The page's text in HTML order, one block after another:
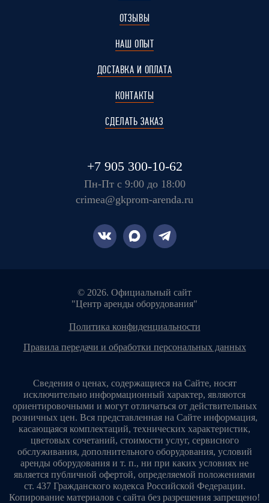
ОТЗЫВЫ
НАШ ОПЫТ
ДОСТАВКА И ОПЛАТА
КОНТАКТЫ
СДЕЛАТЬ ЗАКАЗ
+7 905 300-10-62
Пн-Пт с 9:00 до 18:00
crimea@gkprom-arenda.ru
© 2026. Официальный сайт
"Центр аренды оборудования"
политика конфиденциальности
правила передачи и обработки персональных данных
Сведения о ценах, содержащиеся на Сайте, носят
исключительно информационный характер, являются
ориентировочными и могут отличаться от действительных
розничных цен. Вся представленная на Сайте информация,
касающаяся комплектаций, технических характеристик,
цветовых сочетаний, стоимости услуг, сервисного
обслуживания, дополнительного оборудования, условий
аренды оборудования и т. п., ни при каких условиях не
является публичной офертой, определяемой положениями
ст. 437 Гражданского кодекса Российской Федерации.
Копирование материалов с сайта без разрешения запрещено!